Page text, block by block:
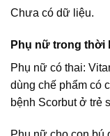
Chưa có dữ liệu.
Phụ nữ trong thời
Phụ nữ có thai:
dùng chế phẩm có
bệnh Scorbut ở trẻ